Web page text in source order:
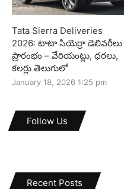
Tata Sierra Deliveries
2026: టాటా సియెర్రా డెలివరీలు
ప్రారంభం – వేరియంట్లు, ధరలు,
కలర్లు తెలుగులో
January 18, 2026 1:25 pm
Follow Us
Recent Posts